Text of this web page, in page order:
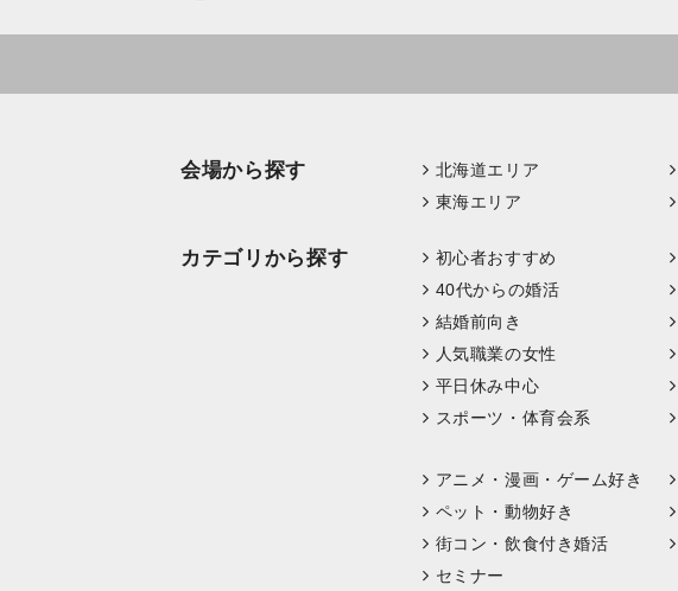
会場から探す 北海道エリア
東海エリア
カテゴリから探す 初心者おすすめ
40代からの婚活
結婚前向き
人気職業の女性
平日休み中心
スポーツ・体育会系
アニメ・漫画・ゲーム好き
ペット・動物好き
街コン・飲食付き婚活
セミナー